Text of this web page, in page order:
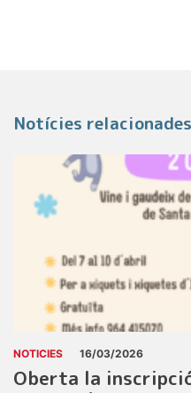
Notícies relacionades
NOTICIES 16/03/2026
Oberta la